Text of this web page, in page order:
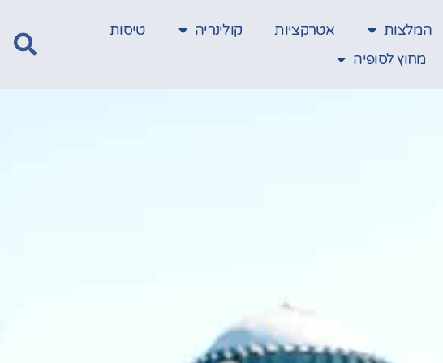
המלצות אטרקציות קולינריה
טיסות
מחוץ לסופיה